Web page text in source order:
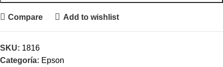
Compare Add to wishlist
SKU: 1816
Categoría: Epson